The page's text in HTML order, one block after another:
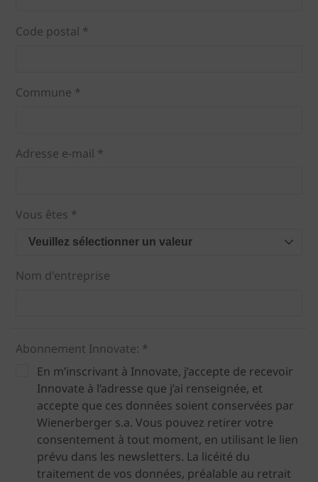
Code postal *
Commune *
Adresse e-mail *
Vous êtes *
Veuillez sélectionner un valeur
Nom d'entreprise
Abonnement Innovate: *
En m’inscrivant à Innovate, j’accepte de recevoir
Innovate à l’adresse que j’ai renseignée, et
accepte que ces données soient conservées par
Wienerberger s.a. Vous pouvez retirer votre
consentement à tout moment, en utilisant le lien
prévu dans les newsletters. La licéité du
traitement de vos données, préalable au retrait